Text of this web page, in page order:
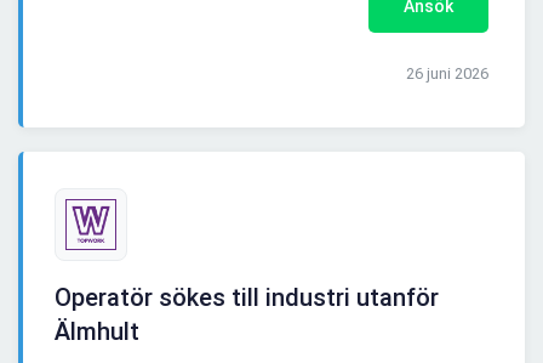
Ansök
26 juni 2026
Operatör sökes till industri utanför
Älmhult